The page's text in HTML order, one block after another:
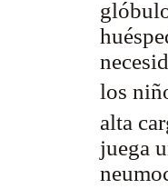
los
alta
juega